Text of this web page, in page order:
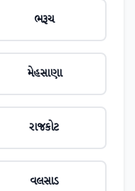
ભરૂચ
મેહસાણા
રાજકોટ
વલસાડ